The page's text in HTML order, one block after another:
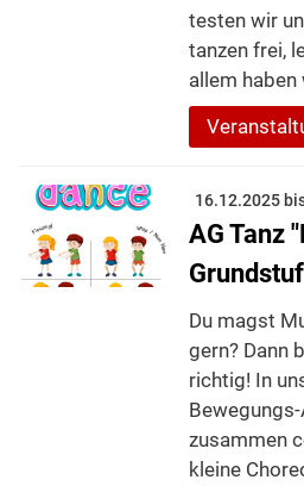
testen wir
tanzen frei,
allem haben
16.12.2025
AG Tanz
Du magst
gern? Dann
richtig! In
zusammen
kleine